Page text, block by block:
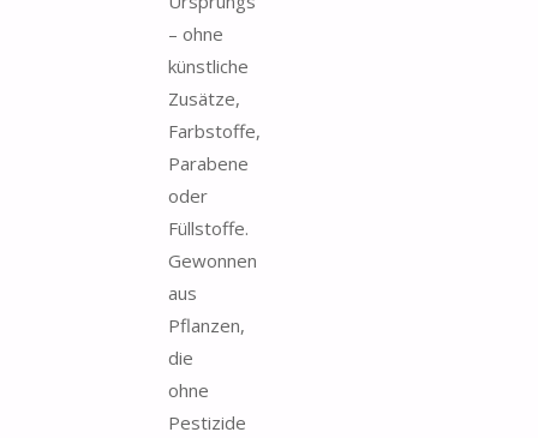
– ohne
künstliche
Zusätze,
Farbstoffe,
Parabene
oder
Füllstoffe.
Gewonnen
aus
Pflanzen,
die
ohne
Pestizide